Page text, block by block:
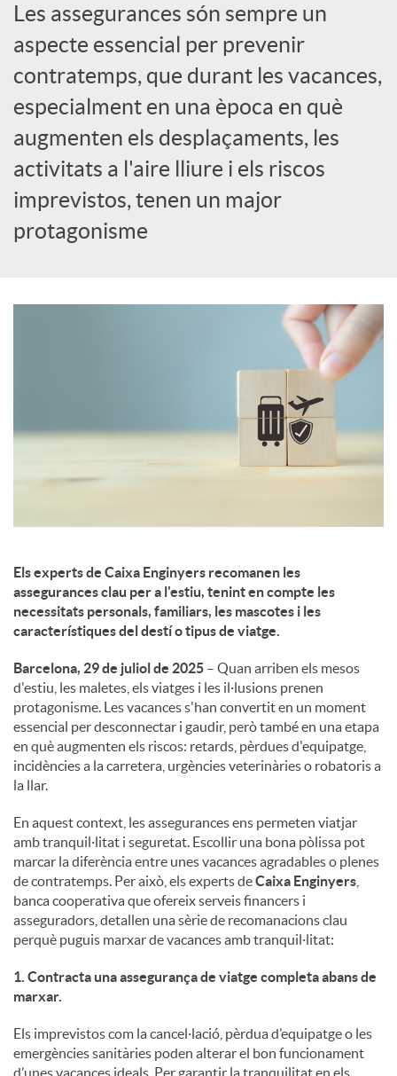
d
o
r
d
n
i
n
g
u
t
s
Les assegurances són sempre un
aspecte essencial per prevenir
contratemps, que durant les vacances,
especialment en una època en què
augmenten els desplaçaments, les
activitats a l'aire lliure i els riscos
imprevistos, tenen un major
protagonisme
Els experts de Caixa Enginyers recomanen les
assegurances clau per a l'estiu, tenint en compte les
necessitats personals, familiars, les mascotes i les
característiques del destí o tipus de viatge.
Barcelona, 29 de juliol de 2025 – Quan arriben els mesos
d'estiu, les maletes, els viatges i les il·lusions prenen
protagonisme. Les vacances s'han convertit en un moment
essencial per desconnectar i gaudir, però també en una etapa
en què augmenten els riscos: retards, pèrdues d'equipatge,
incidències a la carretera, urgències veterinàries o robatoris a
la llar.
En aquest context, les assegurances ens permeten viatjar
amb tranquil·litat i seguretat. Escollir una bona pòlissa pot
marcar la diferència entre unes vacances agradables o plenes
de contratemps. Per això, els experts deCaixa Enginyers
banca cooperativa que ofereix serveis financers i
asseguradors, detallen una sèrie de recomanacions clau
perquè puguis marxar de vacances amb tranquil·litat:
1. Contracta una assegurança de viatge completa abans de
marxar.
Els imprevistos com la cancel·lació, pèrdua d’equipatge o les
emergències sanitàries poden alterar el bon funcionament
d’unes vacances ideals. Per garantir la tranquilitat en els